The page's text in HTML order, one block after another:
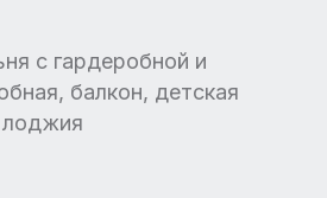
с гардеробной и
балкон, детская
лоджия